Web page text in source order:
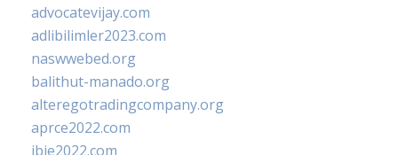
advocatevijay.com
adlibilimler2023.com
naswwebed.org
balithut-manado.org
alteregotradingcompany.org
aprce2022.com
ibie2022.com